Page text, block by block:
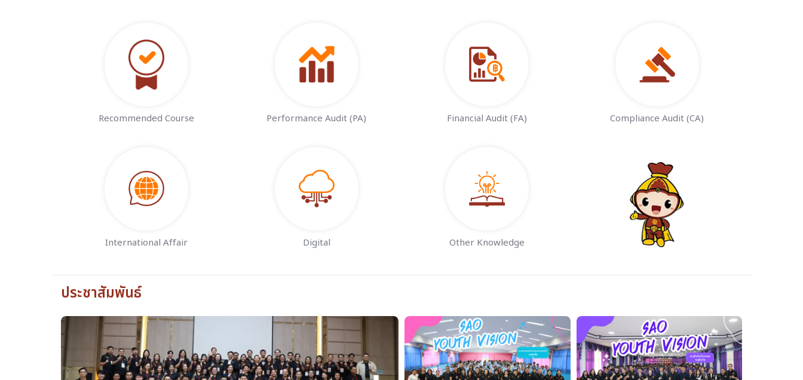
Recommended Course Performance Audit (PA) Financial Audit (FA) Compliance Audit (CA)
International Affair Digital Other Knowledge
ประชาสัมพันธ์